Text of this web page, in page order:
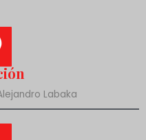
Labaka